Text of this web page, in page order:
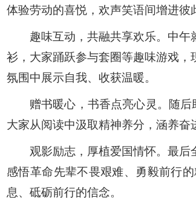
体验劳动的喜悦，欢声笑语间增进彼
趣味互动，共融共享欢乐。中
衫，大家踊跃参与套圈等趣味游戏
氛围中展示自我、收获温暖。
赠书暖心，书香点亮心灵。随
大家从阅读中汲取精神养分，涵养奋
观影励志，厚植爱国情怀。最后
感悟革命先辈不畏艰难、勇毅前行
息、砥砺前行的信念。